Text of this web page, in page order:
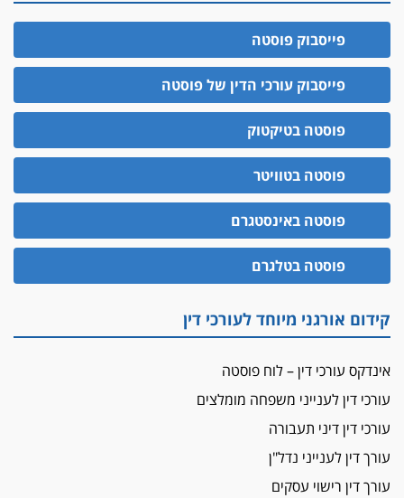
פייסבוק פוסטה
פייסבוק עורכי הדין של פוסטה
פוסטה בטיקטוק
פוסטה בטוויטר
פוסטה באינסטגרם
פוסטה בטלגרם
קידום אורגני מיוחד לעורכי דין
אינדקס עורכי דין – לוח פוסטה
עורכי דין לענייני משפחה מומלצים
עורכי דין דיני תעבורה
עורך דין לענייני נדל"ן
עורך דין רישוי עסקים